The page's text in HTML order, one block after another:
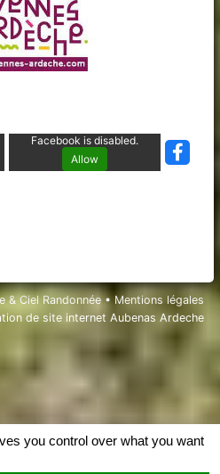
Facebook is disabled.
Allow
Ciel Randonnée •Mentions légales
de site internet Aubenas Ardeche
you control over what you want